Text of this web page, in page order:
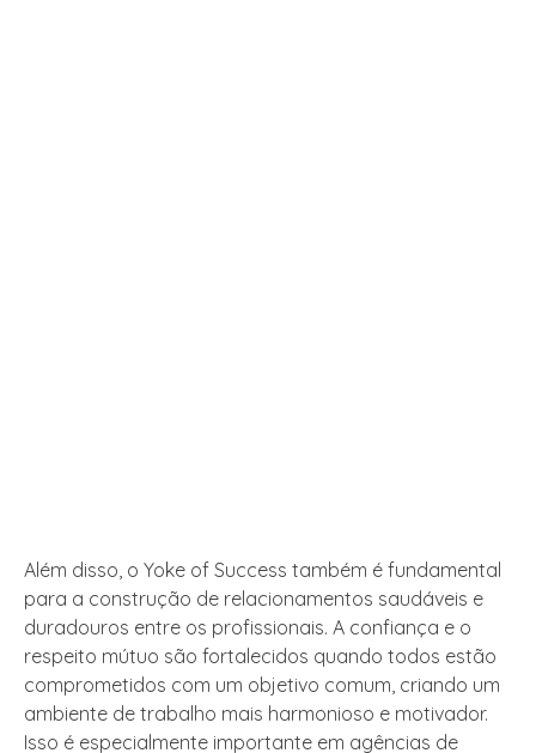
Além disso, o Yoke of Success também é fundamental
para a construção de relacionamentos saudáveis e
duradouros entre os profissionais. A confiança e o
respeito mútuo são fortalecidos quando todos estão
comprometidos com um objetivo comum, criando um
ambiente de trabalho mais harmonioso e motivador.
Isso é especialmente importante em agências de